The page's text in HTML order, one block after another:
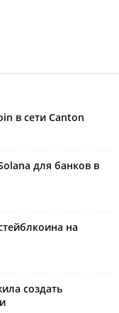
в сети Canton
для банков в
на
создать